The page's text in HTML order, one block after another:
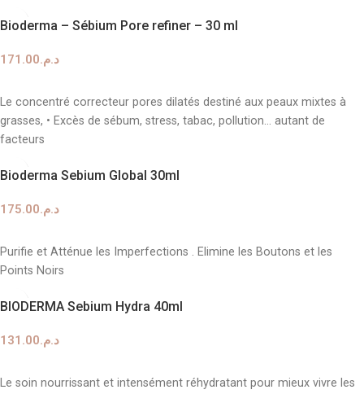
l'agent irritant responsable de l'aggravation de ces états cutanés.
Bioderma – Sébium Pore refiner – 30 ml
د.م.171.00
Le concentré correcteur pores dilatés destiné aux peaux mixtes à
grasses, • Excès de sébum, stress, tabac, pollution… autant de
facteurs
Bioderma Sebium Global 30ml
د.م.175.00
Purifie et Atténue les Imperfections . Elimine les Boutons et les
Points Noirs
BIODERMA Sebium Hydra 40ml
د.م.131.00
Le soin nourrissant et intensément réhydratant pour mieux vivre les